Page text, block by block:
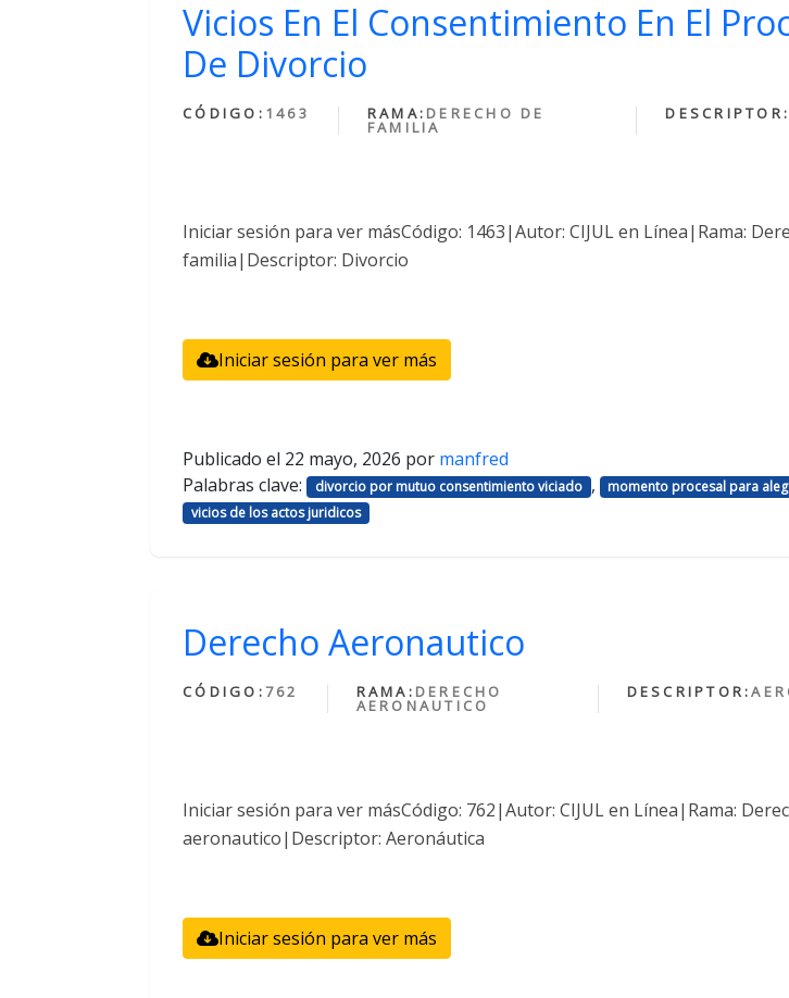
Vicios En El Consentimiento En El
De Divorcio
CÓDIGO: 1463 RAMA: DERECHO DE
FAMILIA
DESCRIPTOR:
Iniciar sesión para ver másCódigo: 1463|Autor: CIJUL en Línea|Rama:
familia|Descriptor: Divorcio
Iniciar sesión para ver más
Publicado el 22 mayo, 2026 por manfred
Palabras clave:
divorcio por mutuo consentimiento viciado , momento procesal para
vicios de los actos juridicos
Derecho Aeronautico
CÓDIGO: 762 RAMA: DERECHO
AERONAUTICO
DESCRIPTOR:
Iniciar sesión para ver másCódigo: 762|Autor: CIJUL en Línea|Rama:
aeronautico|Descriptor: Aeronáutica
Iniciar sesión para ver más